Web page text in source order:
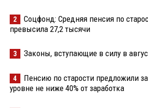
2
Соцфонд: Средняя пенсия по
превысила 27,2 тысячи
3 Законы, вступающие в силу в
4
Пенсию по старости предложили
уровне не ниже 40% от заработка